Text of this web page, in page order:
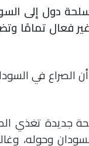
دول إلى
فعال تمامًا
الصراع في
جديدة تغذي
وحوله،